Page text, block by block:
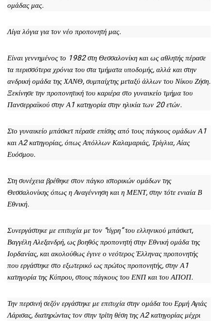
ομάδας μας.
Λίγα λόγια για τον νέο προπονητή μας.
Είναι γεννημένος το 1982 στη Θεσσαλονίκη και ως αθλητής πέρασε
τα περισσότερα χρόνια του στα τμήματα υποδομής, αλλά και στην
ανδρική ομάδα της ΧΑΝΘ, συμπαίχτης μεταξύ άλλων του Νίκου Ζήση.
Ξεκίνησε την προπονητική του καριέρα στο γυναικείο τμήμα του
Πανσερραϊκού στην Α1 κατηγορία στην ηλικία των 20 ετών.
Στο γυναικείο μπάσκετ πέρασε επίσης από τους πάγκους ομάδων Α1
και Α2 κατηγορίας, όπως Απόλλων Καλαμαριάς, Τρίγλια, Αίας
Ευόσμου.
Στη συνέχεια βρέθηκε στον πάγκο ιστορικών ομάδων της
Θεσσαλονίκης όπως η Αναγέννηση και η ΜΕΝΤ, στην τότε ενιαία Β
Εθνική.
Συνεργάστηκε με επιτυχία με τον “τίγρη” του ελληνικού μπάσκετ,
Βαγγέλη Αλεξανδρή, ως βοηθός προπονητή στην Εθνική ομάδα της
Ιορδανίας, και ακολούθως έγινε ο νεότερος Έλληνας προπονητής
που εργάστηκε στο εξωτερικό ως πρώτος προπονητής, στην Α1
κατηγορία της Κύπρου, στους πάγκους του ΕΝΠ και του ΑΠΟΠ.
Την περσινή σεζόν εργάστηκε με επιτυχία στην ομάδα του Ερμή Αγιάς
Λάρισας, διατηρώντας τον στην τρίτη θέση της Α2 κατηγορίας μέχρι